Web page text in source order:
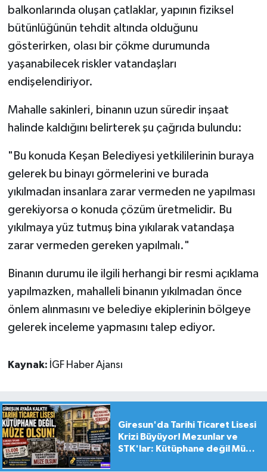
balkonlarında oluşan çatlaklar, yapının fiziksel
bütünlüğünün tehdit altında olduğunu
gösterirken, olası bir çökme durumunda
yaşanabilecek riskler vatandaşları
endişelendiriyor.
Mahalle sakinleri, binanın uzun süredir inşaat
halinde kaldığını belirterek şu çağrıda bulundu:
"Bu konuda Keşan Belediyesi yetkililerinin buraya
gelerek bu binayı görmelerini ve burada
yıkılmadan insanlara zarar vermeden ne yapılması
gerekiyorsa o konuda çözüm üretmelidir. Bu
yıkılmaya yüz tutmuş bina yıkılarak vatandaşa
zarar vermeden gereken yapılmalı."
Binanın durumu ile ilgili herhangi bir resmi açıklama
yapılmazken, mahalleli binanın yıkılmadan önce
önlem alınmasını ve belediye ekiplerinin bölgeye
gelerek inceleme yapmasını talep ediyor.
Kaynak: İGF Haber Ajansı
Giresun'da Tarihi Ticaret Lisesi
Krizi Büyüyor! Mezunlar ve
STK'lar: Kütüphane değil Müze